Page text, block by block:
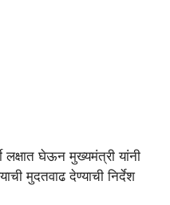
लक्षात घेऊन मुख्यमंत्री यांनी
मुदतवाढ देण्याची निर्देश